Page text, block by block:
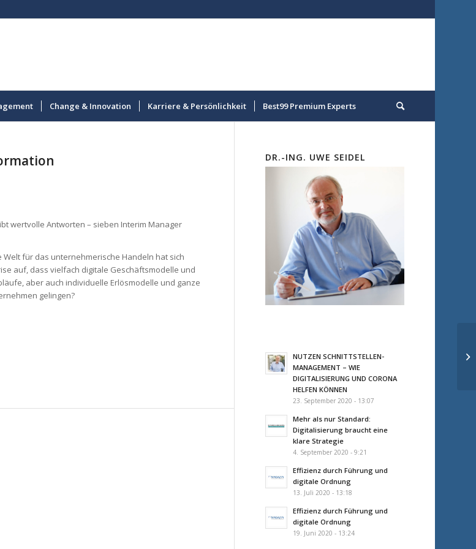
Change & Innovation Karriere & Persönlichkeit Best99 Premium Experts
wertvolle Antworten – sieben Interim Manager
Welt für das unternehmerische Handeln hat sich
auf, dass vielfach digitale Geschäftsmodelle und
aber auch individuelle Erlösmodelle und ganze
gelingen?
DR.-ING. UWE SEIDEL
NUTZEN SCHNITTSTELLEN-
MANAGEMENT – WIE
DIGITALISIERUNG UND CORONA
HELFEN KÖNNEN
23. September 2020 - 13:07
Mehr als nur Standard:
Digitalisierung braucht eine
klare Strategie
4. September 2020 - 9:21
Effizienz durch Führung und
digitale Ordnung
13. Juli 2020 - 13:18
Effizienz durch Führung und
digitale Ordnung
19. Juni 2020 - 13:24